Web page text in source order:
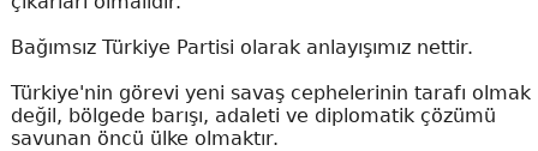
Bağımsız Türkiye Partisi olarak anlayışımız nettir.
Türkiye'nin görevi yeni savaş cephelerinin tarafı olmak
değil, bölgede barışı, adaleti ve diplomatik çözümü
savunan öncü ülke olmaktır.